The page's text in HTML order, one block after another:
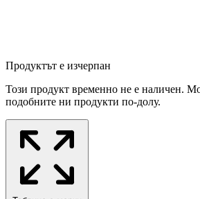
Продуктът е изчерпан
Този продукт временно не е наличен.
подобните ни продукти по-долу.